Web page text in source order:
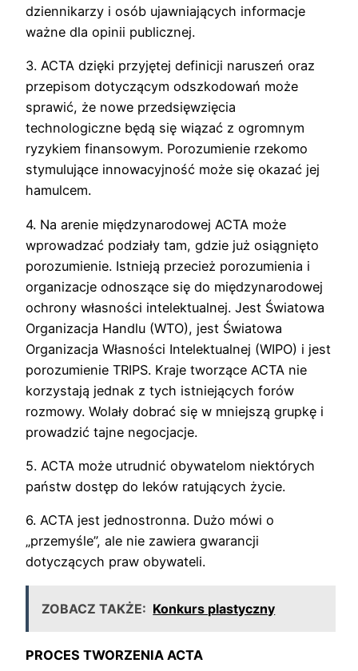
dziennikarzy i osób ujawniających informacje
ważne dla opinii publicznej.
3. ACTA dzięki przyjętej definicji naruszeń oraz
przepisom dotyczącym odszkodowań może
sprawić, że nowe przedsięwzięcia
technologiczne będą się wiązać z ogromnym
ryzykiem finansowym. Porozumienie rzekomo
stymulujące innowacyjność może się okazać jej
hamulcem.
4. Na arenie międzynarodowej ACTA może
wprowadzać podziały tam, gdzie już osiągnięto
porozumienie. Istnieją przecież porozumienia i
organizacje odnoszące się do międzynarodowej
ochrony własności intelektualnej. Jest Światowa
Organizacja Handlu (WTO), jest Światowa
Organizacja Własności Intelektualnej (WIPO) i jest
porozumienie TRIPS. Kraje tworzące ACTA nie
korzystają jednak z tych istniejących forów
rozmowy. Wolały dobrać się w mniejszą grupkę i
prowadzić tajne negocjacje.
5. ACTA może utrudnić obywatelom niektórych
państw dostęp do leków ratujących życie.
6. ACTA jest jednostronna. Dużo mówi o
„przemyśle”, ale nie zawiera gwarancji
dotyczących praw obywateli.
ZOBACZ TAKŻE: Konkurs plastyczny
PROCES TWORZENIA ACTA